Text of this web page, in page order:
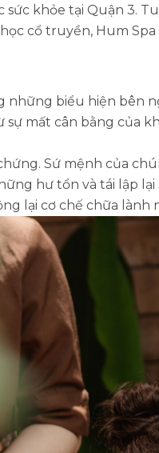
khỏe tại Quận 3.
cổ truyền, Hum
biểu hiện bên
mất cân bằng của
Sứ mệnh của
hư tổn và tái lập
lại cơ chế chữa lành